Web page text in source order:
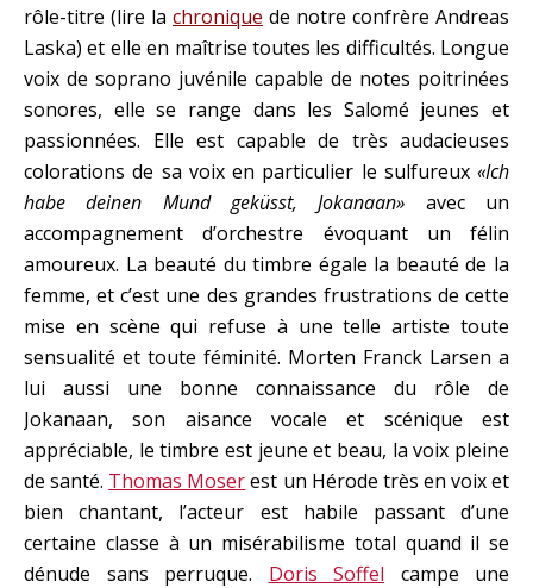
rôle-titre (lire la chronique de notre confrère Andreas
Laska) et elle en maîtrise toutes les difficultés. Longue
voix de soprano juvénile capable de notes poitrinées
sonores, elle se range dans les Salomé jeunes et
passionnées. Elle est capable de très audacieuses
colorations de sa voix en particulier le sulfureux «Ich
habe deinen Mund geküsst, Jokanaan» avec un
accompagnement d’orchestre évoquant un félin
amoureux. La beauté du timbre égale la beauté de la
femme, et c’est une des grandes frustrations de cette
mise en scène qui refuse à une telle artiste toute
sensualité et toute féminité. Morten Franck Larsen a
lui aussi une bonne connaissance du rôle de
Jokanaan, son aisance vocale et scénique est
appréciable, le timbre est jeune et beau, la voix pleine
de santé. Thomas Moserest un Hérode très en voix et
bien chantant, l’acteur est habile passant d’une
certaine classe à un misérabilisme total quand il se
dénude sans perruque. Doris Soffel campe une